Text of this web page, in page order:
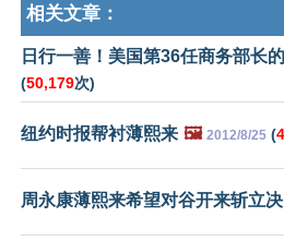
相关文章：
日行一善！美国第36任商务部长
(50,179次)
纽约时报帮衬薄熙来 🖼️ 2012/8/25 (
周永康薄熙来希望对谷开来斩立决